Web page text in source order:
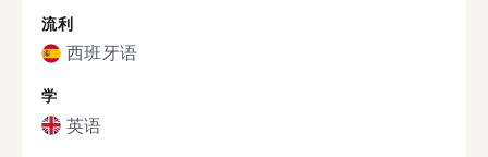
流利
西班牙语
学
英语